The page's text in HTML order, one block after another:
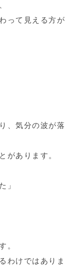
って見える方が
、気分の波が落
があります。
」
。
わけではありま